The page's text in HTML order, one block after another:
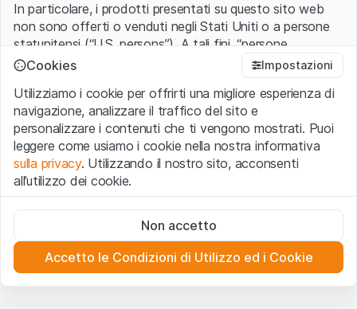
In particolare, i prodotti presentati su questo sito web
non sono offerti o venduti negli Stati Uniti o a persone
statunitensi (“U.S. persons”). A tali fini, “persone
statunitensi” vanno intese nel significato ad esse ascritto
1933 che include le persone residenti negli Stati Uniti
d’America, le società per azioni e le altre forme societarie
americane.
Condizioni di utilizzo e informazioni legali
Con l’accesso al sito web (di seguito, il “Sito”) si dichiara
avvertenze importanti e le condizioni di utilizzo ivi rese
siano accettate, l’utente è tenuto ad interrompere
l’utilizzo del presente Sito.
Cookies Impostazioni
Utilizziamo i cookie per offrirti una migliore esperienza di
navigazione, analizzare il traffico del sito e
personalizzare i contenuti che ti vengono mostrati. Puoi
leggere come usiamo i cookie nella nostra informativa
sulla privacy. Utilizzando il nostro sito, acconsenti
all’utilizzo dei cookie.
Questi cookie sono necessari per il funzionamento del sito
web e non possono essere disattivati.
Cookie analitici
Questi cookie monitorano in forma anonima le interazioni
Non accetto
Accetto le Condizioni di Utilizzo ed i Cookie